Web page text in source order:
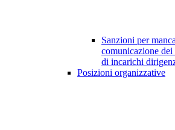
Sanzioni per
comunicazione
di incarichi
Posizioni organizzative